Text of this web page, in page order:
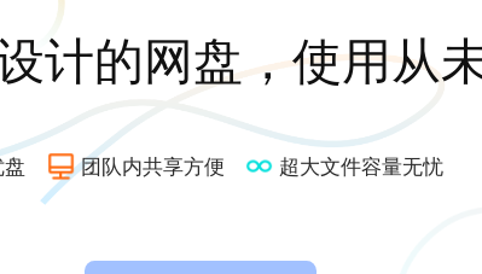
计的网盘，使用从
团队内共享方便 超大文件容量无忧